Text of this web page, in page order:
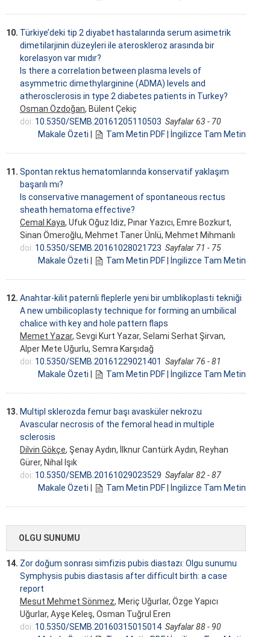
10. Türkiye’deki tip 2 diyabet hastalarında serum asimetrik
dimetilarjinin düzeyleri ile ateroskleroz arasında bir
korelasyon var mıdır?
Is there a correlation between plasma levels of
asymmetric dimethylarginine (ADMA) levels and
atherosclerosis in type 2 diabetes patients in Turkey?
Osman Özdoğan, Bülent Çekiç
doi: 10.5350/SEMB.20161205110503 Sayfalar 63 - 70
Makale Özeti
Tam Metin PDF İngilizce Tam Metin
11. Spontan rektus hematomlarında konservatif yaklaşım
başarılı mı?
Is conservative management of spontaneous rectus
sheath hematoma effective?
Cemal Kaya, Ufuk Oğuz Idiz, Pınar Yazıcı, Emre Bozkurt,
Sinan Ömeroğlu, Mehmet Taner Ünlü, Mehmet Mihmanlı
doi: 10.5350/SEMB.20161028021723 Sayfalar 71 - 75
Makale Özeti
Tam Metin PDF İngilizce Tam Metin
12. Anahtar-kilit paternli fleplerle yeni bir umblikoplasti tekniği
A new umbilicoplasty technique for forming an umbilical
chalice with key and hole pattern flaps
Memet Yazar, Sevgi Kurt Yazar, Selami Serhat Şirvan,
Alper Mete Uğurlu, Semra Karşıdağ
doi: 10.5350/SEMB.20161229021401 Sayfalar 76 - 81
Makale Özeti
Tam Metin PDF İngilizce Tam Metin
13. Multipl sklerozda femur başı avasküler nekrozu
Avascular necrosis of the femoral head in multiple
sclerosis
Dilvin Gökçe, Şenay Aydın, İlknur Cantürk Aydın, Reyhan
Gürer, Nihal Işık
doi: 10.5350/SEMB.20161029023529 Sayfalar 82 - 87
Makale Özeti
Tam Metin PDF İngilizce Tam Metin
OLGU SUNUMU
14. Zor doğum sonrası simfizis pubis diastazı: Olgu sunumu
Symphysis pubis diastasis after difficult birth: a case
report
Mesut Mehmet Sönmez, Meriç Uğurlar, Özge Yapıcı
Uğurlar, Ayşe Keleş, Osman Tuğrul Eren
doi: 10.5350/SEMB.20160315015014 Sayfalar 88 - 90